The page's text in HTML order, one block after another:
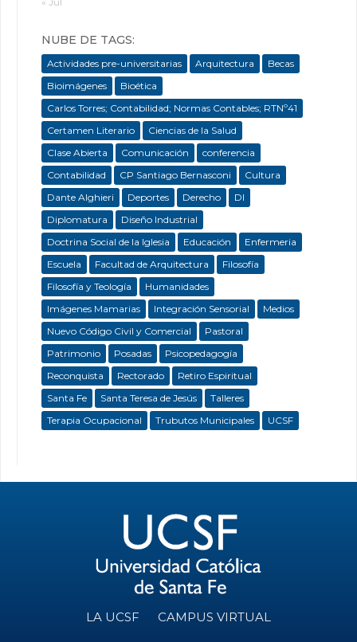
NUBE DE TAGS:
Actividades pre-universitarias Arquitectura
Becas
Bioimágenes
Bioética
Carlos Torres; Contabilidad; Normas Contables; RTNº41
Certamen Literario
Ciencias de la Salud
Clase Abierta
Comunicación
conferencia
Contabilidad
CP Santiago Bernasconi
Cultura
Dante Alghieri
Deportes Derecho
DI
Diplomatura
Diseño Industrial
Doctrina Social de la Iglesia
Educación
Enfermeria
Escuela
Facultad de Arquitectura
Filosofía
Filosofía y Teología
Humanidades
Imágenes Mamarias
Integración Sensorial
Medios
Nuevo Código Civil y Comercial
Pastoral
Patrimonio
Posadas
Psicopedagogía
Reconquista
Rectorado
Retiro Espiritual
Santa Fe
Santa Teresa de Jesús
Talleres
Terapia Ocupacional
Trubutos Municipales UCSF
LA UCSF CAMPUS VIRTUAL